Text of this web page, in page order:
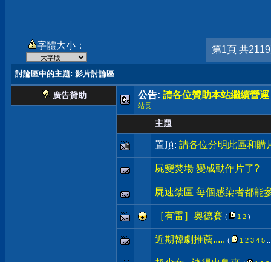
字體大小： 第1頁 共
討論區中的主題: 影片討論區
廣告贊助 公告: 請各位贊助本站繼續營運
站長
主題
置頂: 請各位分明此區和購
屍變焚場 變成動作片了?
屍速禁區 每個感染者都能
［有雷］奧德賽 ( 1 2 )
近期韓劇推薦..... ( 1 2 3 4 5